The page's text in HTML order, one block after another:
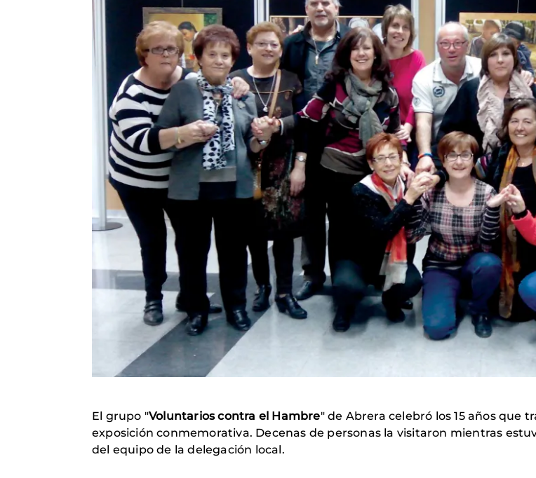
El grupo "Voluntarios contra el Hambre" de Abrera celebró los 15 años que
exposición conmemorativa. Decenas de personas la visitaron mientras
del equipo de la delegación local.